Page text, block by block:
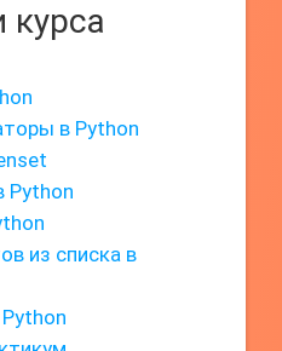
курса
в Python
Python
из списка в